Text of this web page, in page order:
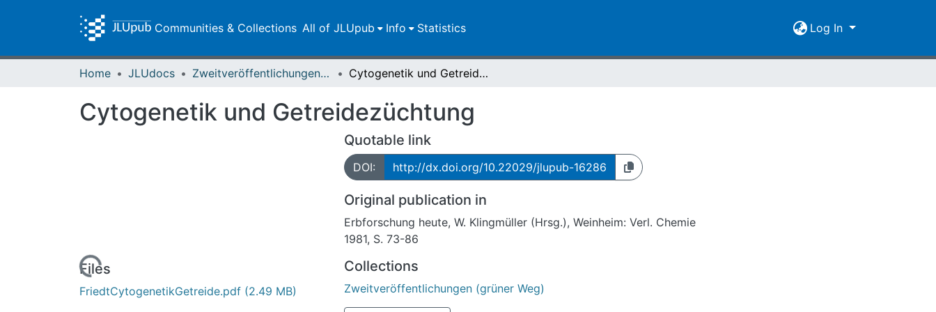
Communities & Collections All of JLUpub Info Statistics Log In
Home JLUdocs Zweitveröffentlichungen (grüner Weg) Cytogenetik und Getreidezüchtung
Cytogenetik und Getreidezüchtung
Loading...
Files
FriedtCytogenetikGetreide.pdf (2.49 MB)
Quotable link
DOI: http://dx.doi.org/10.22029/jlupub-16286
Original publication in
Erbforschung heute, W. Klingmüller (Hrsg.), Weinheim: Verl. Chemie
1981, S. 73-86
Collections
Zweitveröffentlichungen (grüner Weg)